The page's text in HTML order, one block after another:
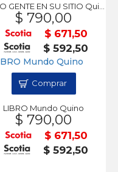
$ 790,00
$ 671,50
$ 592,50
LIBRO Mundo Quino
$ 790,00
$ 671,50
$ 592,50
Comprar